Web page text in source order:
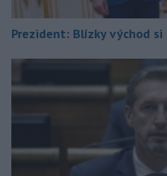
Prezident: Blízky východ